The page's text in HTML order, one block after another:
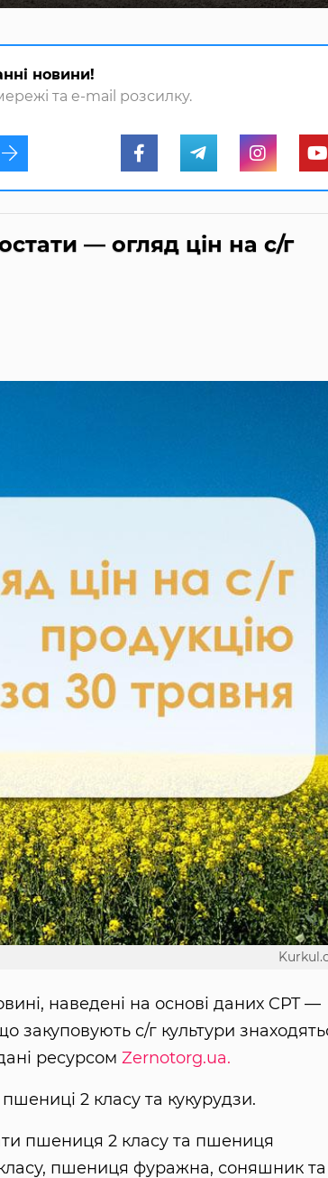
новини!
та e-mail розсилку.
— огляд цін на с/г
наведені на основі даних CPT —
закуповують с/г культури
ресурсом Zernotorg.ua.
2 класу та кукурудзи.
пшениця 2 класу та пшениця
пшениця фуражна, соняшник та